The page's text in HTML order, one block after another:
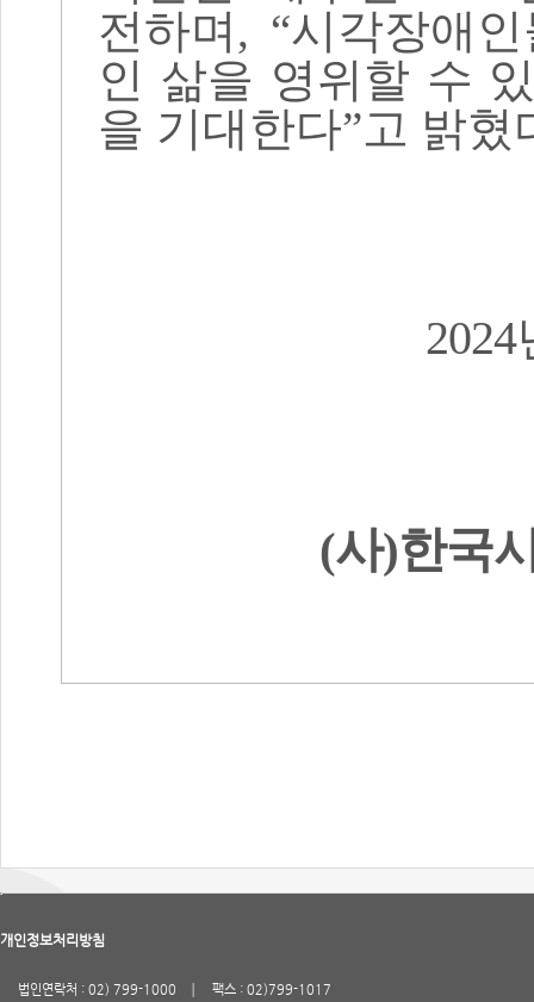
전하며, “시각장애
인 삶을 영위할 수
을 기대한다”고 밝혔
2024
(사)한국
개인정보처리방침
법인연락처 : 02) 799-1000
팩스 : 02)799-1017